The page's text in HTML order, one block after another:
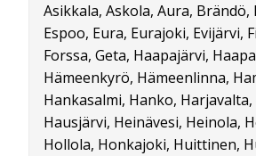
Asikkala, Askola, Aura, Brändö,
Espoo, Eura, Eurajoki, Evijärvi,
Forssa, Geta, Haapajärvi,
Hämeenkyrö, Hämeenlinna,
Hankasalmi, Hanko,
Hausjärvi, Heinävesi, Heinola,
Hollola, Honkajoki, Huittinen,